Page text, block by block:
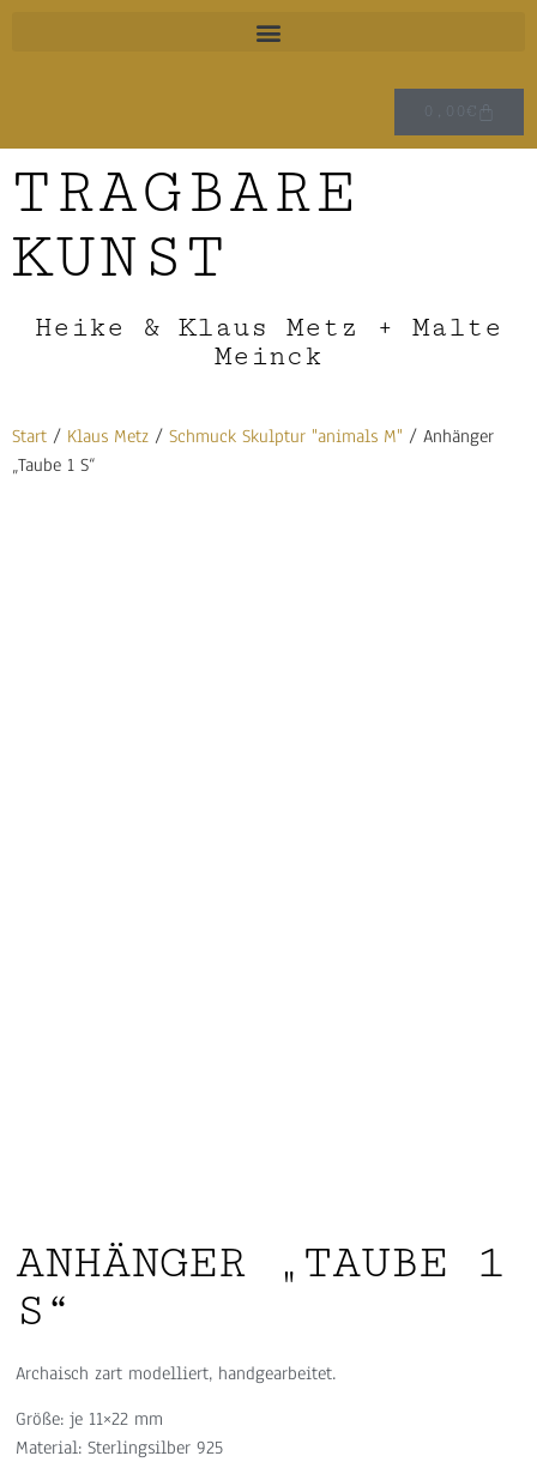
0,00 €
TRAGBARE
KUNST
Heike & Klaus Metz + Malte
Meinck
Start / Klaus Metz / Schmuck Skulptur "animals M" / Anhänger
„Taube 1 S“
ANHÄNGER „TAUBE 1
S“
Archaisch zart modelliert, handgearbeitet.
Größe: je 11×22 mm
Material: Sterlingsilber 925